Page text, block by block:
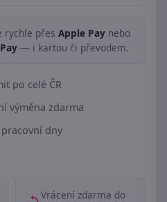
rychle přes Apple Pay nebo
— i kartou či převodem.
po celé ČR
výměna zdarma
dny
Vrácení zdarma do